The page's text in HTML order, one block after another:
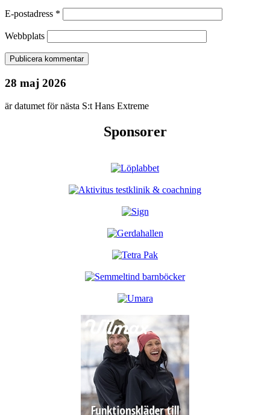
E-postadress *
Webbplats
28 maj 2026
är datumet för nästa S:t Hans Extreme
Sponsorer